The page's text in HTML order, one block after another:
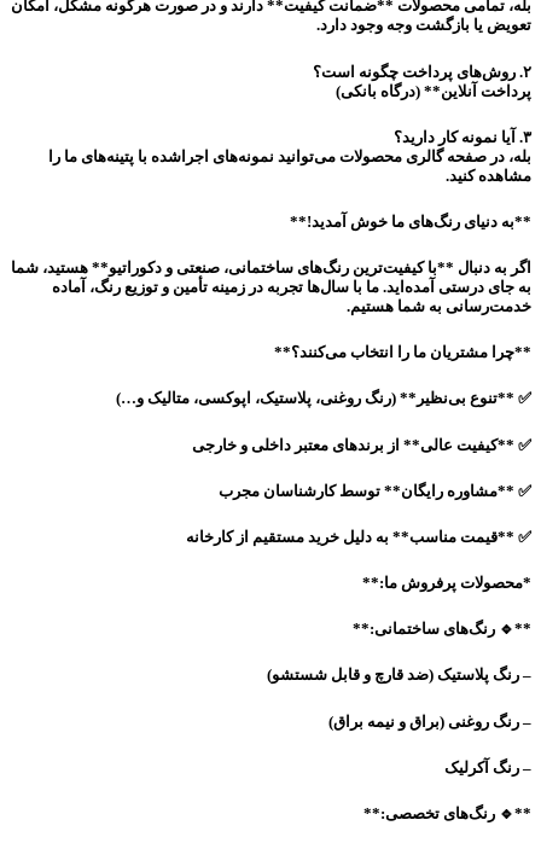
بله، تمامی محصولات **ضمانت کیفیت** دارند و در صورت هرگونه مشکل، امکان
تعویض یا بازگشت وجه وجود دارد.
۲. روش‌های پرداخت چگونه است؟
پرداخت آنلاین** (درگاه بانکی)
۳. آیا نمونه کار دارید؟
بله، در صفحه گالری محصولات می‌توانید نمونه‌های اجراشده با پتینه‌های ما را
مشاهده کنید.
**به دنیای رنگ‌های ما خوش آمدید!**
اگر به دنبال **با کیفیت‌ترین رنگ‌های ساختمانی، صنعتی و دکوراتیو** هستید، شما
به جای درستی آمده‌اید. ما با سال‌ها تجربه در زمینه تأمین و توزیع رنگ، آماده
خدمت‌رسانی به شما هستیم.
**چرا مشتریان ما را انتخاب می‌کنند؟**
✅ **تنوع بی‌نظیر** (رنگ روغنی، پلاستیک، اپوکسی، متالیک و…)
✅ **کیفیت عالی** از برندهای معتبر داخلی و خارجی
✅ **مشاوره رایگان** توسط کارشناسان مجرب
✅ **قیمت مناسب** به دلیل خرید مستقیم از کارخانه
*محصولات پرفروش ما:**
**🔹 رنگ‌های ساختمانی:**
– رنگ پلاستیک (ضد قارچ و قابل شستشو)
– رنگ روغنی (براق و نیمه براق)
– رنگ آکرلیک
**🔹 رنگ‌های تخصصی:**